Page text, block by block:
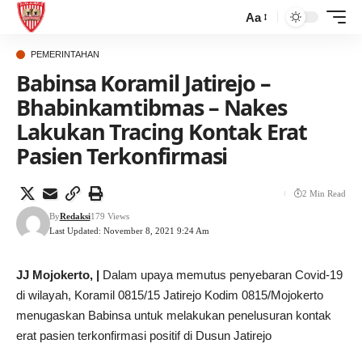
Aa
PEMERINTAHAN
Babinsa Koramil Jatirejo –
Bhabinkamtibmas – Nakes
Lakukan Tracing Kontak Erat
Pasien Terkonfirmasi
Last Updated: November 8, 2021 9:24 Am
ByRedaksi179 Views
2 Min Read
JJ Mojokerto, | Dalam upaya memutus penyebaran Covid-19
di wilayah, Koramil 0815/15 Jatirejo Kodim 0815/Mojokerto
menugaskan Babinsa untuk melakukan penelusuran kontak
erat pasien terkonfirmasi positif di Dusun Jatirejo